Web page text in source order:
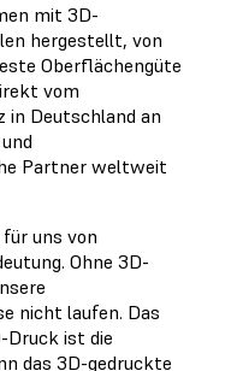
mit 3D-
hergestellt, von
Oberflächengüte
vom
in Deutschland an
Partner weltweit
uns von
Ohne 3D-
nicht laufen. Das
Druck ist die
das 3D-gedruckte